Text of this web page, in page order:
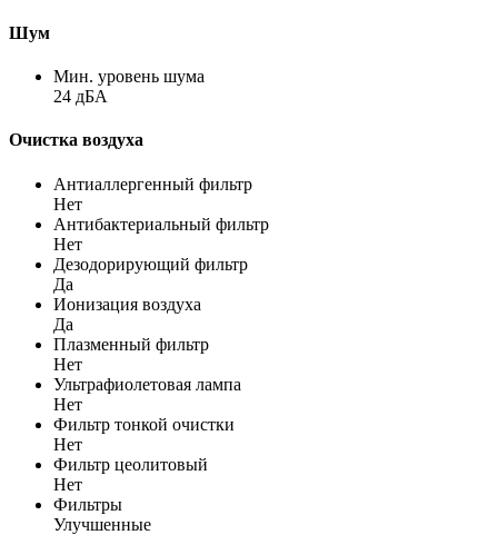
Шум
Мин. уровень шума
24 дБА
Очистка воздуха
Антиаллергенный фильтр
Нет
Антибактериальный фильтр
Нет
Дезодорирующий фильтр
Да
Ионизация воздуха
Да
Плазменный фильтр
Нет
Ультрафиолетовая лампа
Нет
Фильтр тонкой очистки
Нет
Фильтр цеолитовый
Нет
Фильтры
Улучшенные